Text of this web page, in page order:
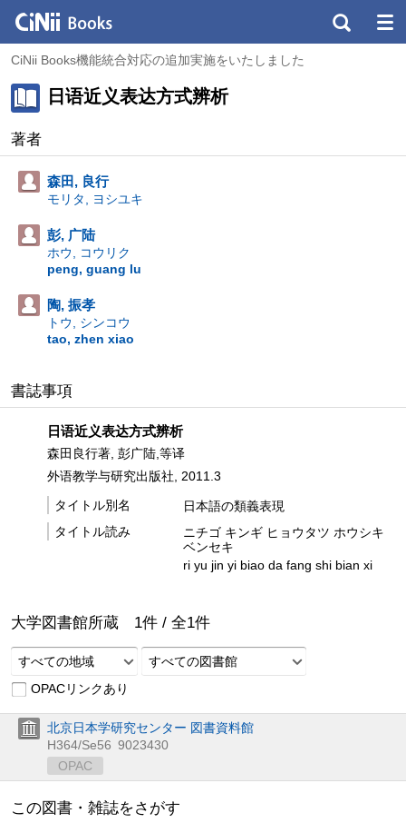
CiNii Books機能統合対応の追加実施をいたしました
日语近义表达方式辨析
著者
森田, 良行
モリタ, ヨシユキ
彭, 广陆
ホウ, コウリク
peng, guang lu
陶, 振孝
トウ, シンコウ
tao, zhen xiao
書誌事項
日语近义表达方式辨析
森田良行著, 彭广陆,等译
外语教学与研究出版社, 2011.3
タイトル別名
日本語の類義表現
タイトル読み
ニチゴ キンギ ヒョウタツ ホウシキ
ベンセキ
ri yu jin yi biao da fang shi bian xi
大学図書館所蔵 1件 / 全1件
すべての地域
すべての図書館
OPACリンクあり
北京日本学研究センター 図書資料館
H364/Se56 9023430
OPAC
この図書・雑誌をさがす